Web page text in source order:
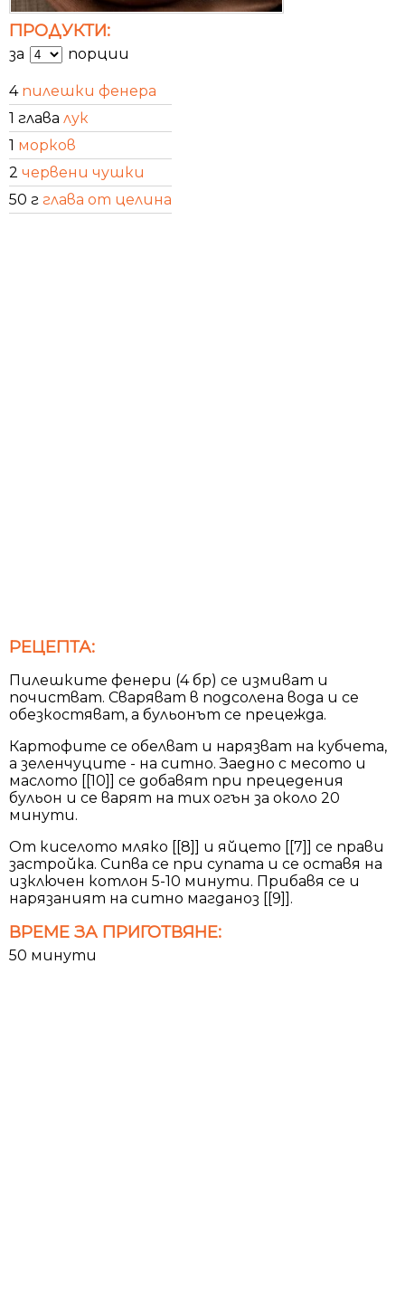
ПРОДУКТИ:
за порции
4 пилешки фенера
1 глава лук
1 морков
2 червени чушки
50 г глава от целина
РЕЦЕПТА:
Пилешките фенери (4 бр) се измиват и
почистват. Сваряват в подсолена вода и се
обезкостяват, а бульонът се прецежда.
Картофите се обелват и нарязват на кубчета,
а зеленчуците - на ситно. Заедно с месото и
маслото [[10]] се добавят при прецедения
бульон и се варят на тих огън за около 20
минути.
От киселото мляко [[8]] и яйцето [[7]] се прави
застройка. Сипва се при супата и се оставя на
изключен котлон 5-10 минути. Прибавя се и
нарязаният на ситно магданоз [[9]].
ВРЕМЕ ЗА ПРИГОТВЯНЕ:
50 минути